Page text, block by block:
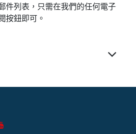
件列表，只需在我們的任何電子
按鈕即可。